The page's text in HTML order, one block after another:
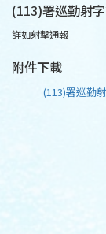
(113)署巡勤射
詳如射擊通報
附件下載
(113)署巡勤